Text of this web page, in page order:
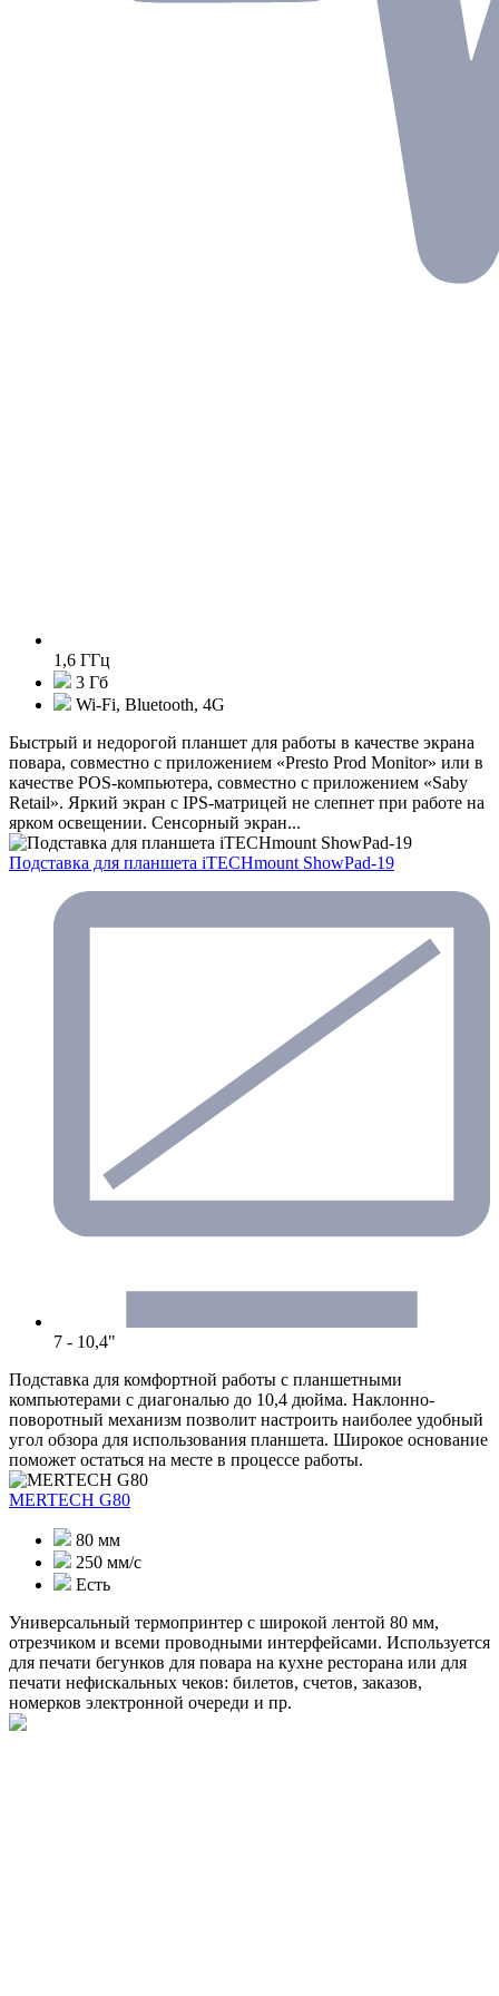
1,6 ГГц
3 Гб
Wi-Fi, Bluetooth, 4G
Быстрый и недорогой планшет для работы в качестве экрана
повара, совместно с приложением «Presto Prod Monitor» или в
качестве POS-компьютера, совместно с приложением «Saby
Retail». Яркий экран с IPS-матрицей не слепнет при работе на
ярком освещении. Сенсорный экран...
Подставка для планшета iTECHmount ShowPad-19
7 - 10,4"
Подставка для комфортной работы с планшетными
компьютерами с диагональю до 10,4 дюйма. Наклонно-
поворотный механизм позволит настроить наиболее удобный
угол обзора для использования планшета. Широкое основание
поможет остаться на месте в процессе работы.
MERTECH G80
80 мм
250 мм/с
Есть
Универсальный термопринтер с широкой лентой 80 мм,
отрезчиком и всеми проводными интерфейсами. Используется
для печати бегунков для повара на кухне ресторана или для
печати нефискальных чеков: билетов, счетов, заказов,
номерков электронной очереди и пр.